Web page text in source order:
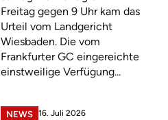
Freitag gegen 9 Uhr kam das
Urteil vom Landgericht
Wiesbaden. Die vom
Frankfurter GC eingereichte
einstweilige Verfügung...
NEWS 16. Juli 2026